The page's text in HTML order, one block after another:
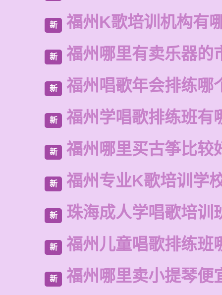
新 福州K歌培训机构有
新 福州哪里有卖乐器的
新 福州唱歌年会排练哪
新 福州学唱歌排练班有
新 福州哪里买古筝比较
新 福州专业K歌培训学
新 珠海成人学唱歌培训
新 福州儿童唱歌排练班
新 福州哪里卖小提琴便